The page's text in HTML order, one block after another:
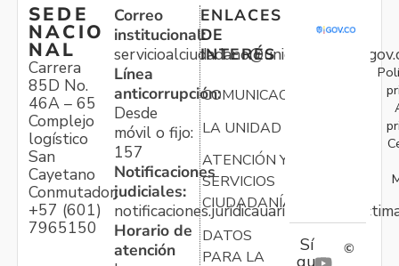
SEDE
NACIO
NAL
Carrera
85D No.
46A – 65
Complejo
logístico
San
Cayetano
Conmutador:
+57 (601)
7965150
Correo
institucional:
Línea
anticorrupción:
Desde
móvil o fijo:
157
Notificaciones
judiciales:
Horario de
atención
ENLACES
DE
INTERÉS
COMUNICACIONES
LA UNIDAD
ATENCIÓN Y
SERVICIOS
CIUDADANÍA
DATOS
PARA LA
Sí
gu
©